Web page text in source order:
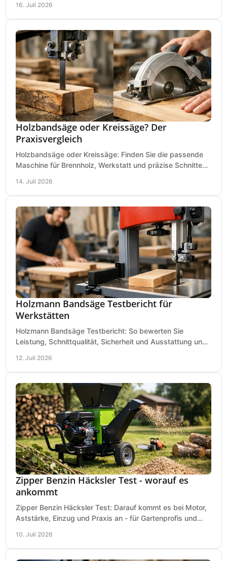
16. Juli 2026
Holzbandsäge oder Kreissäge? Der
Praxisvergleich
Holzbandsäge oder Kreissäge: Finden Sie die passende
Maschine für Brennholz, Werkstatt und präzise Schnitte
14. Juli 2026
Holzmann Bandsäge Testbericht für
Werkstätten
Holzmann Bandsäge Testbericht: So bewerten Sie
Leistung, Schnittqualität, Sicherheit und Ausstattung und
12. Juli 2026
Zipper Benzin Häcksler Test - worauf es
ankommt
Zipper Benzin Häcksler Test: Darauf kommt es bei Motor,
Aststärke, Einzug und Praxis an - für Gartenprofis und
10. Juli 2026